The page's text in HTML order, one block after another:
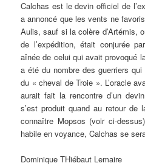
Calchas est le devin officiel de
a annoncé que les vents ne
Aulis, sauf si la colère d’Artémis,
de l’expédition, était conjurée
aînée de celui qui avait provoqué
a été du nombre des guerriers
du « cheval de Troie ». L’oracle
aurait fait la rencontre d’un
s’est produit quand au retour de
connaître Mopsos (voir ci-
habile en voyance, Calchas se
Dominique THiébaut Lemaire